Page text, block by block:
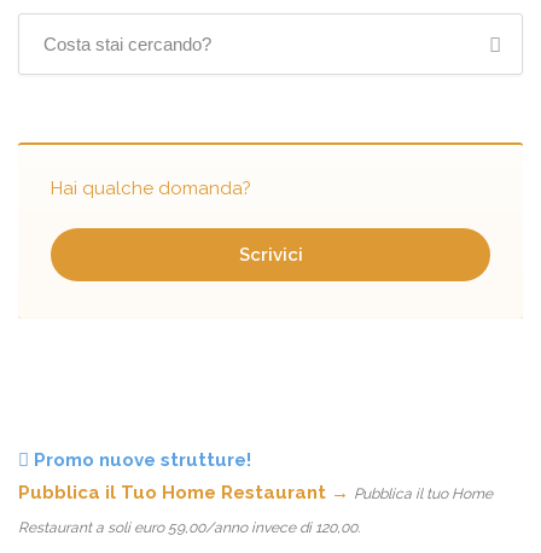
Hai qualche domanda?
Scrivici
Promo nuove strutture!
Pubblica il Tuo Home Restaurant → Pubblica il tuo Home
Restaurant a soli euro 59,00/anno invece di 120,00.